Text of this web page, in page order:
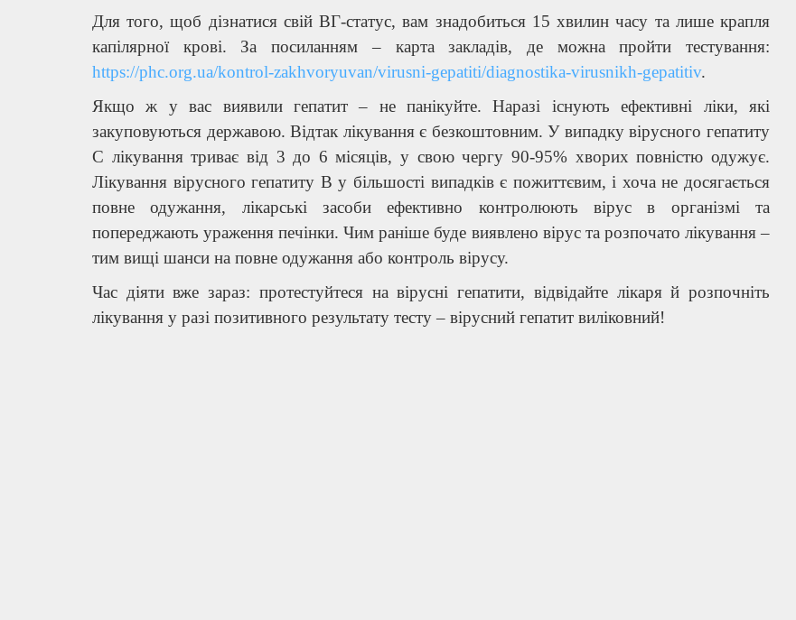
Для того, щоб дізнатися свій ВГ-статус, вам знадобиться 15 хвилин часу та лише крапля
капілярної крові. За посиланням – карта закладів, де можна пройти тестування:
https://phc.org.ua/kontrol-zakhvoryuvan/virusni-gepatiti/diagnostika-virusnikh-gepatitiv.
Якщо ж у вас виявили гепатит – не панікуйте. Наразі існують ефективні ліки, які
закуповуються державою. Відтак лікування є безкоштовним. У випадку вірусного гепатиту
С лікування триває від 3 до 6 місяців, у свою чергу 90-95% хворих повністю одужує.
Лікування вірусного гепатиту В у більшості випадків є пожиттєвим, і хоча не досягається
повне одужання, лікарські засоби ефективно контролюють вірус в організмі та
попереджають ураження печінки. Чим раніше буде виявлено вірус та розпочато лікування –
тим вищі шанси на повне одужання або контроль вірусу.
Час діяти вже зараз: протестуйтеся на вірусні гепатити, відвідайте лікаря й розпочніть
лікування у разі позитивного результату тесту – вірусний гепатит виліковний!